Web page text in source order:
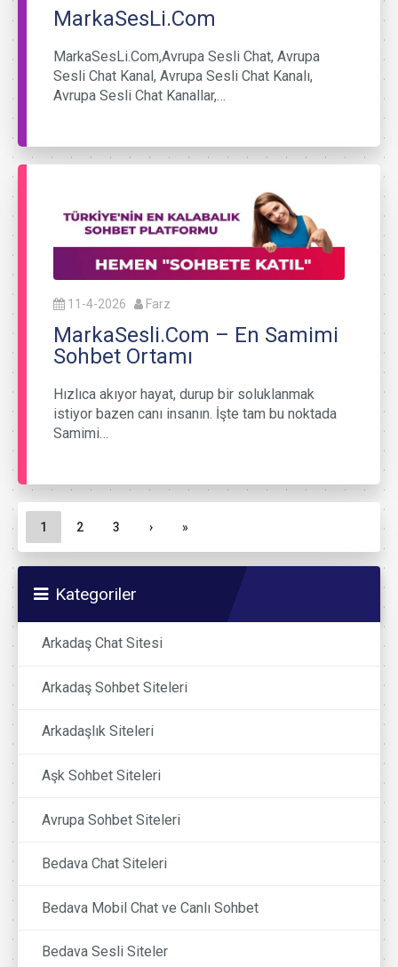
MarkaSesLi.Com
MarkaSesLi.Com,Avrupa Sesli Chat, Avrupa
Sesli Chat Kanal, Avrupa Sesli Chat Kanalı,
Avrupa Sesli Chat Kanallar,…
11-4-2026 Farz
MarkaSesli.Com – En Samimi
Sohbet Ortamı
Hızlıca akıyor hayat, durup bir soluklanmak
istiyor bazen canı insanın. İşte tam bu noktada
Samimi…
Sayfa gezinme
Geçerli Sayfa
1 Sayfa
2 Sayfa
3 › »
Kategoriler
Arkadaş Chat Sitesi
Arkadaş Sohbet Siteleri
Arkadaşlık Siteleri
Aşk Sohbet Siteleri
Avrupa Sohbet Siteleri
Bedava Chat Siteleri
Bedava Mobil Chat ve Canlı Sohbet
Bedava Sesli Siteler